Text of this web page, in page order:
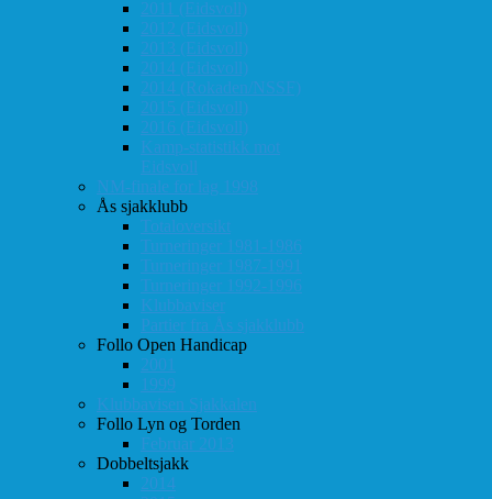
2011 (Eidsvoll)
2012 (Eidsvoll)
2013 (Eidsvoll)
2014 (Eidsvoll)
2014 (Rokaden/NSSF)
2015 (Eidsvoll)
2016 (Eidsvoll)
Kamp-statistikk mot
Eidsvoll
NM-finale for lag 1998
Ås sjakklubb
Totaloversikt
Turneringer 1981-1986
Turneringer 1987-1991
Turneringer 1992-1996
Klubbaviser
Partier fra Ås sjakklubb
Follo Open Handicap
2001
1999
Klubbavisen Sjakkalen
Follo Lyn og Torden
Februar 2013
Dobbeltsjakk
2014